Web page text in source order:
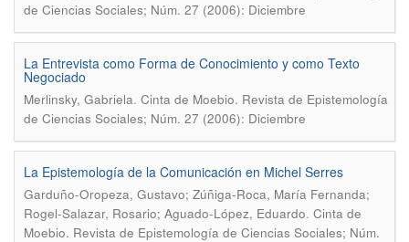
de Ciencias Sociales; Núm. 27 (2006): Diciembre
La Entrevista como Forma de Conocimiento y como Texto
Negociado
Merlinsky, Gabriela. Cinta de Moebio. Revista de Epistemología
de Ciencias Sociales; Núm. 27 (2006): Diciembre
La Epistemología de la Comunicación en Michel Serres
Garduño-Oropeza, Gustavo; Zúñiga-Roca, María Fernanda;
Rogel-Salazar, Rosario; Aguado-López, Eduardo. Cinta de
Moebio. Revista de Epistemología de Ciencias Sociales; Núm.